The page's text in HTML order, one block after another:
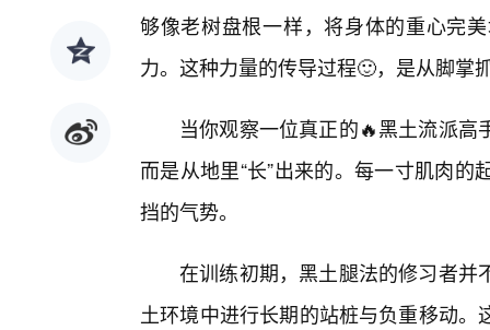
够像老树盘根一样，将身体的重心完
力。这种力量的传导过程🙂，是从脚掌
当你观察一位真正的🔥黑土流派
而是从地里“长”出来的。每一寸肌肉
挡的气势。
在训练初期，黑土腿法的修习者并
土环境中进行长期的站桩与负重移动